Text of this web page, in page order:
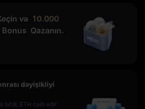
və 10.000
Bonus Qazanın.
dəyişikliyi
bitdi, ETH cəlb edir